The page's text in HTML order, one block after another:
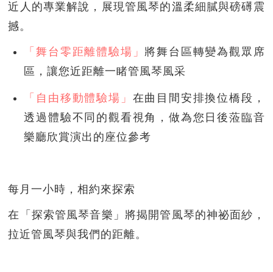
近人的專業解說，展現管風琴的溫柔細膩與磅礡震
撼。
「舞台零距離體驗場」 將舞台區轉變為觀眾席
區，讓您近距離一睹管風琴風采
「自由移動體驗場」 在曲目間安排換位橋段，
透過體驗不同的觀看視角，做為您日後蒞臨音
樂廳欣賞演出的座位參考
每月一小時，相約來探索
在「探索管風琴音樂」將揭開管風琴的神祕面紗，
拉近管風琴與我們的距離。